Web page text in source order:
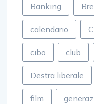
Banking
calendario
cibo club
Destra liberale
film